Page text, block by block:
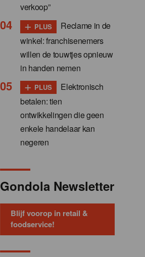
verkoop”
+ PLUS
Reclame in de
winkel: franchisenemers
willen de touwtjes opnieuw
in handen nemen
+ PLUS
Elektronisch
betalen: tien
ontwikkelingen die geen
enkele handelaar kan
negeren
Gondola Newsletter
Blijf voorop in retail &
foodservice!